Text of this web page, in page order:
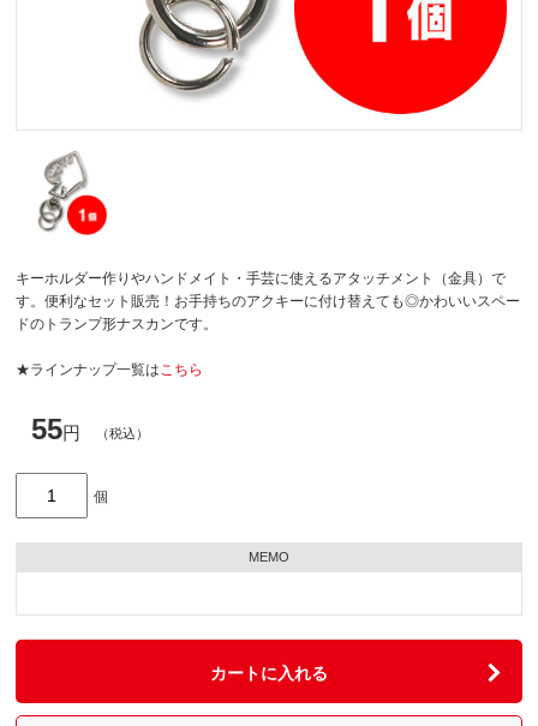
キーホルダー作りやハンドメイト・手芸に使えるアタッチメント（金具）で
す。便利なセット販売！お手持ちのアクキーに付け替えても◎かわいいスペー
ドのトランプ形ナスカンです。
★ラインナップ一覧はこちら
55円 （税込）
個
MEMO
カートに入れる